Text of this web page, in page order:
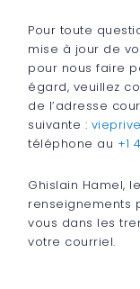
Pour toute
mise à jour de
pour nous faire
égard, veuillez
de l’adresse
suivante :
téléphone au +1
Ghislain Hamel,
renseignements
vous dans les
votre courriel.